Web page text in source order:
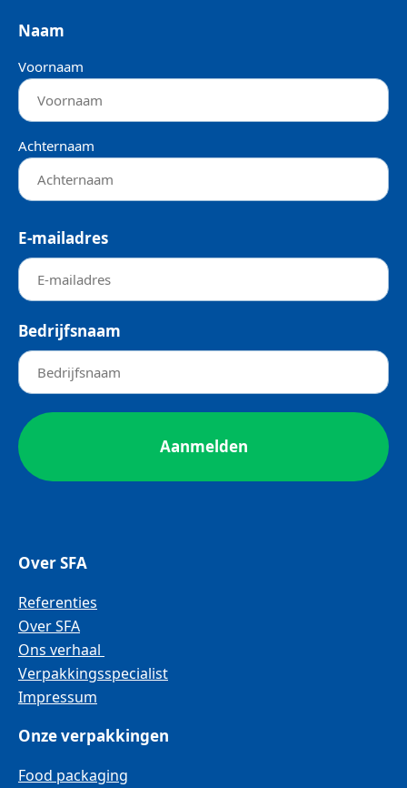
Naam
Voornaam
Achternaam
E-mailadres
Bedrijfsnaam
Over SFA
Referenties
Over SFA
Ons verhaal
Verpakkingsspecialist
Impressum
Onze verpakkingen
Food packaging